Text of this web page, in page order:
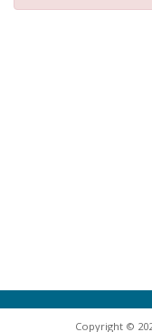
Copyright ©